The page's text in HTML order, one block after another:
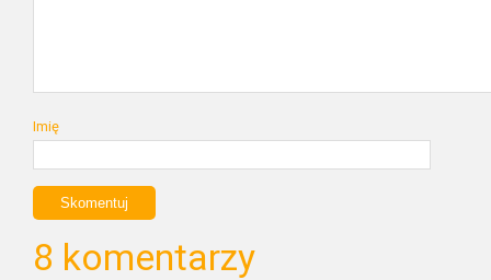
Imię
8 komentarzy